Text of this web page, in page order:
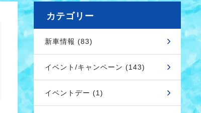
カテゴリー
新車情報 (83)
イベント/キャンペーン (143)
イベントデー (1)